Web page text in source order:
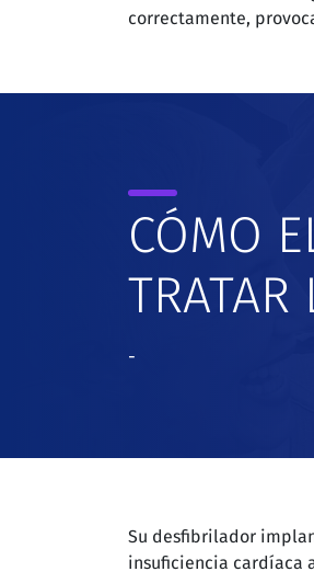
correctamente,
CÓMO
TRATAR
-
Su desfibrilador
insuficiencia cardíaca